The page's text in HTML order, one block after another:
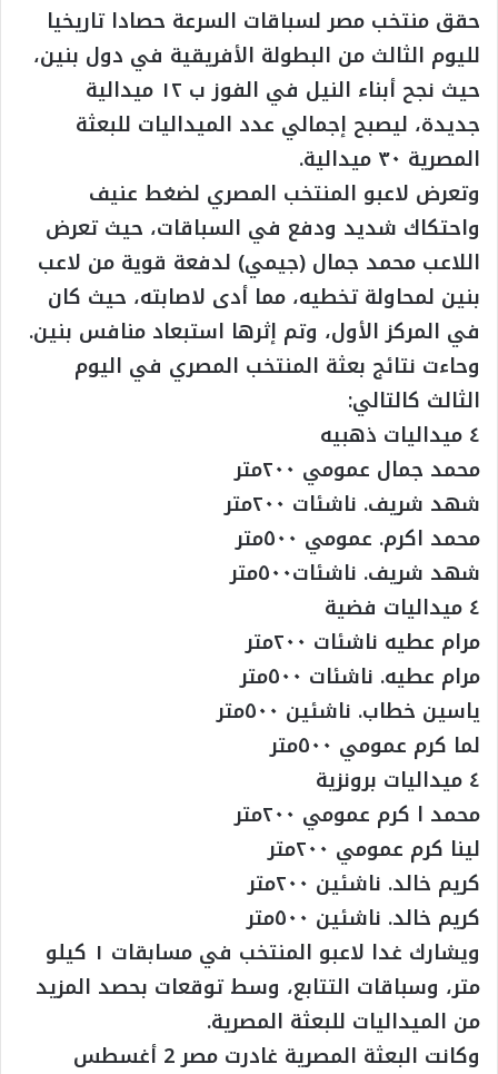
حقق منتخب مصر لسباقات السرعة حصادا تاريخيا
لليوم الثالث من البطولة الأفريقية في دول بنين،
حيث نجح أبناء النيل في الفوز ب ١٢ ميدالية
جديدة، ليصبح إجمالي عدد الميداليات للبعثة
المصرية ٣٠ ميدالية.
وتعرض لاعبو المنتخب المصري لضغط عنيف
واحتكاك شديد ودفع في السباقات، حيث تعرض
اللاعب محمد جمال (جيمي) لدفعة قوية من لاعب
بنين لمحاولة تخطيه، مما أدى لاصابته، حيث كان
في المركز الأول، وتم إثرها استبعاد منافس بنين.
وحاءت نتائج بعثة المنتخب المصري في اليوم
الثالث كالتالي:
٤ ميداليات ذهبيه
محمد جمال عمومي ٢٠٠متر
شهد شريف. ناشئات ٢٠٠متر
محمد اكرم. عمومي ٥٠٠متر
شهد شريف. ناشئات٥٠٠متر
٤ ميداليات فضية
مرام عطيه ناشئات ٢٠٠متر
مرام عطيه. ناشئات ٥٠٠متر
ياسين خطاب. ناشئين ٥٠٠متر
لما كرم عمومي ٥٠٠متر
٤ ميداليات برونزية
محمد ا كرم عمومي ٢٠٠متر
لينا كرم عمومي ٢٠٠متر
كريم خالد. ناشئين ٢٠٠متر
كريم خالد. ناشئين ٥٠٠متر
ويشارك غدا لاعبو المنتخب في مسابقات ١ كيلو
متر، وسباقات التتابع، وسط توقعات بحصد المزيد
من الميداليات للبعثة المصرية.
وكانت البعثة المصرية غادرت مصر 2 أغسطس